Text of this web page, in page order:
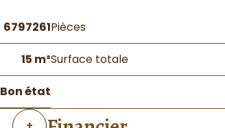
6797261Pièces
15 m²Surface totale
Bon état